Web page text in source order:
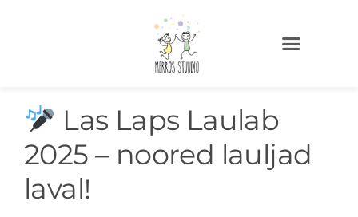
Las Laps Laulab
2025 – noored lauljad
laval!